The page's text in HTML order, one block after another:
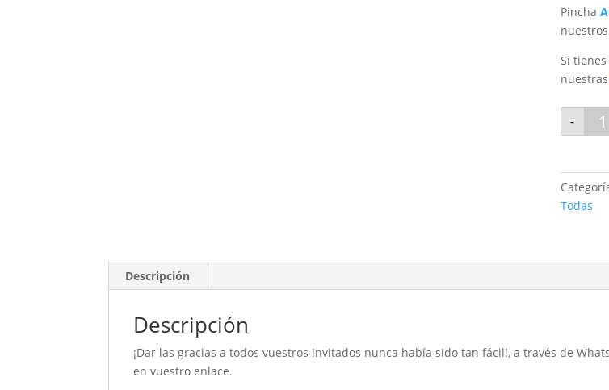
Pincha
nuestros
Si
nuestras
-
Todas
Descripción
Descripción
¡Dar las gracias a todos vuestros invitados nunca había sido tan fácil!, a través de
en vuestro enlace.